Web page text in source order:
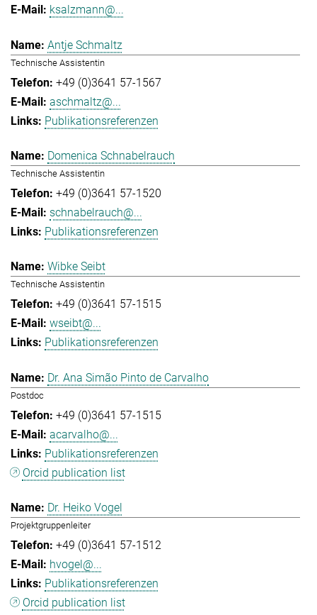
ksalzmann@...
Antje Schmaltz
Technische Assistentin
+49 (0)3641 57-1567
aschmaltz@...
Publikationsreferenzen
Domenica Schnabelrauch
Technische Assistentin
+49 (0)3641 57-1520
schnabelrauch@...
Publikationsreferenzen
Wibke Seibt
Technische Assistentin
+49 (0)3641 57-1515
wseibt@...
Publikationsreferenzen
Dr. Ana Simão Pinto de Carvalho
Postdoc
+49 (0)3641 57-1515
acarvalho@...
Publikationsreferenzen
Orcid publication list
Dr. Heiko Vogel
Projektgruppenleiter
+49 (0)3641 57-1512
hvogel@...
Publikationsreferenzen
Orcid publication list